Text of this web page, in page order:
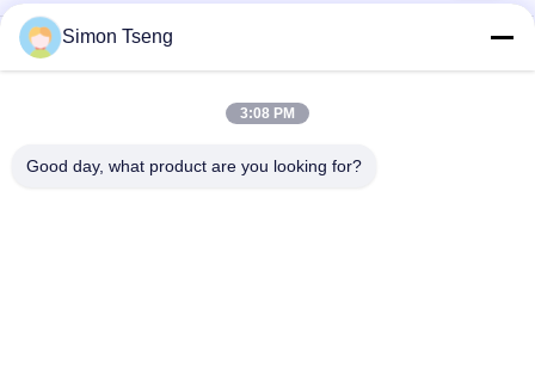
ahşap kurutma
ekipmanları
Odası
Odası
ekipmanları
Simon Tseng
3:08 PM
Good day, what product are you looking for?